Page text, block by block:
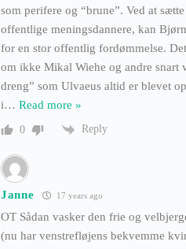
som perifere og “brune”. Ved at
offentlige meningsdannere, kan
for en stor offentlig fordømmelse.
om ikke Mikal Wiehe og andre snart
dreng” som Ulvaeus altid er blevet
i… Read more »
0 Reply
Janne 17 years ago
OT Sådan vasker den frie og
(nu har venstrefløjens bekvemme